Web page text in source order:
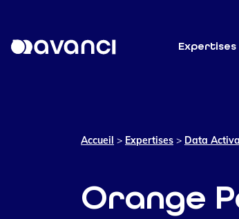
Expertises
Accueil > Expertises > Data
Orange